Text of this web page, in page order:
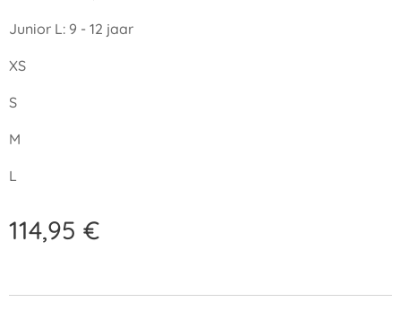
Junior L: 9 - 12 jaar
XS
S
M
L
114,95 €